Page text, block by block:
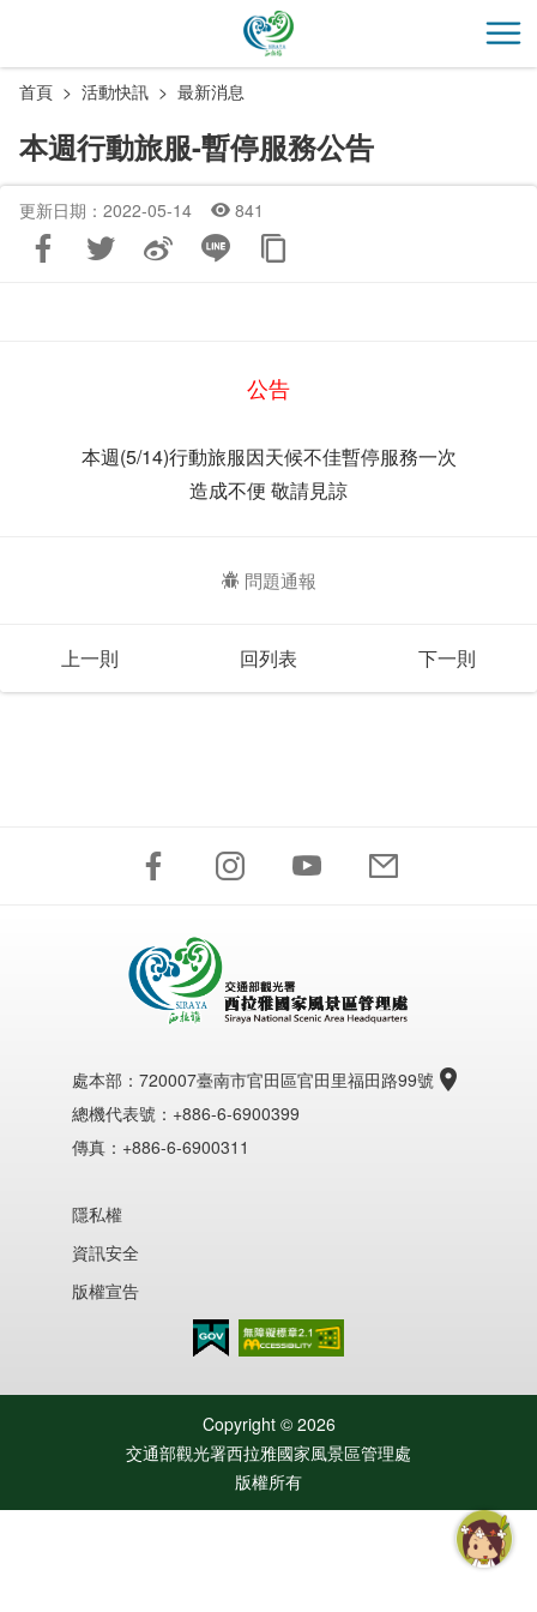
主
區
開
首頁 活動快訊 最新消息
本週行動旅服-暫停服務公告
更新日期：2022-05-14 841
公告
本週(5/14)行動旅服因天候不佳暫停服務一次
造成不便 敬請見諒
問題通報
上一則 回列表 下一則
處本部： 720007臺南市官田區官田里福田路99號
總機代表號：+886-6-6900399
傳真：+886-6-6900311
隱私權
資訊安全
版權宣告
Copyright © 2026
交通部觀光署西拉雅國家風景區管理處
版權所有
智慧